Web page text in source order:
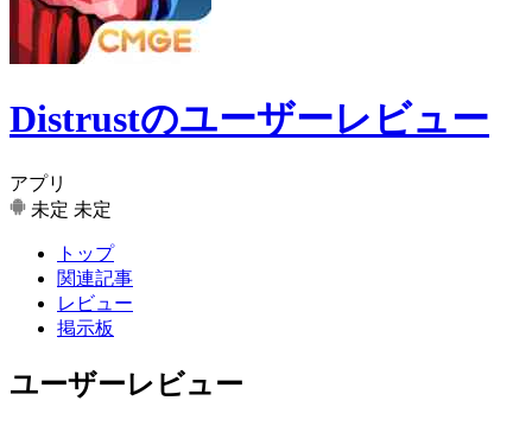
Distrustのユーザーレビュー
アプリ
未定 未定
トップ
関連記事
レビュー
掲示板
ユーザーレビュー